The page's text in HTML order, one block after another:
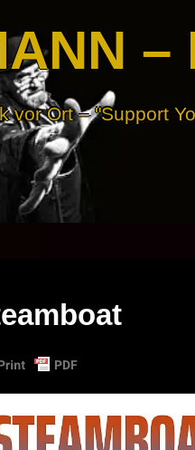
vor Ort – "Support